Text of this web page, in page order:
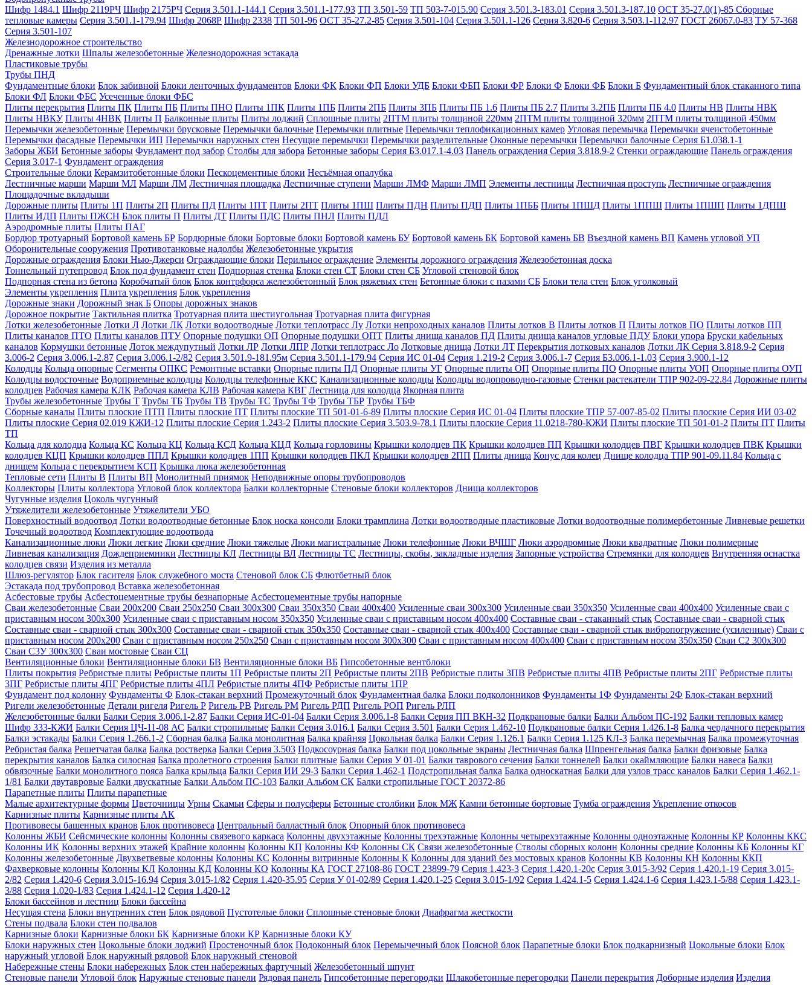
Шифр 1484.1 Шифр 2119РЧ Шифр 2175РЧ Серия 3.501.1-144.1 Серия 3.501.1-177.93 ТП 3.501-59 ТП 503-7-015.90 Серия 3.501.3-183.01 Серия 3.501.3-187.10 ОСТ 35-27.0(1)-85 Сборные
тепловые камеры Серия 3.501.1-179.94 Шифр 2068Р Шифр 2338 ТП 501-96 ОСТ 35-27.2-85 Серия 3.501-104 Серия 3.501.1-126 Серия 3.820-6 Серия 3.503.1-112.97 ГОСТ 26067.0-83 ТУ 57-368
Серия 3.501-107
Железнодорожное строительство
Дренажные лотки Шпалы железобетонные Железнодорожная эстакада
Пластиковые трубы
Трубы ПНД
Фундаментные блоки Блок забивной Блоки ленточных фундаментов Блоки ФК Блоки ФП Блоки УДБ Блоки ФБП Блоки ФР Блоки Ф Блоки ФБ Блоки Б Фундаментный блок стаканного типа
Блоки ФЛ Блоки ФБС Усеченные блоки ФБС
Плиты перекрытия Плиты ПК Плиты ПБ Плиты ПНО Плиты 1ПК Плиты 1ПБ Плиты 2ПБ Плиты 3ПБ Плиты ПБ 1.6 Плиты ПБ 2.7 Плиты 3.2ПБ Плиты ПБ 4.0 Плиты НВ Плиты НВК
Плиты НВКУ Плиты 4НВК Плиты П Балконные плиты Плиты лоджий Сплошные плиты 2ПТМ плиты толщиной 220мм 2ПТМ плиты толщиной 320мм 2ПТМ плиты толщиной 450мм
Перемычки железобетонные Перемычки брусковые Перемычки балочные Перемычки плитные Перемычки теплофикационных камер Угловая перемычка Перемычки ячеистобетонные
Перемычки фасадные Перемычки ИП Перемычки наружных стен Несущие перемычки Перемычки разделительные Оконные перемычки Перемычки балочные Серия Б1.038.1-1
Заборы ЖБИ Бетонные заборы Фундамент под забор Столбы для забора Бетонные заборы Серия Б3.017.1-4.03 Панель ограждения Серия 3.818.9-2 Стенки ограждающие Панель ограждения
Серия 3.017-1 Фундамент ограждения
Строительные блоки Керамзитобетонные блоки Пескоцементные блоки Несъёмная опалубка
Лестничные марши Марши МЛ Марши ЛМ Лестничная площадка Лестничные ступени Марши ЛМФ Марши ЛМП Элементы лестницы Лестничная проступь Лестничные ограждения
Площадочные вкладыши
Дорожные плиты Плиты 1П Плиты 2П Плиты ПД Плиты 1ПТ Плиты 2ПТ Плиты 1ПШ Плиты ПДН Плиты ПДП Плиты 1ПББ Плиты 1ПШД Плиты 1ППШ Плиты 1ПШП Плиты 1ДПШ
Плиты ИДП Плиты ПЖСН Блок плиты П Плиты ДТ Плиты ПДС Плиты ПНЛ Плиты ПДЛ
Аэродромные плиты Плиты ПАГ
Бордюр тротуарный Бортовой камень БР Бордюрные блоки Бортовые блоки Бортовой камень БУ Бортовой камень БК Бортовой камень БВ Въездной камень ВП Камень угловой УП
Оборонительные сооружения Противотанковые надолбы Железобетонные укрытия
Дорожные ограждения Блоки Нью-Джерси Ограждающие блоки Перильное ограждение Элементы дорожного ограждения Железобетонная доска
Тоннельный путепровод Блок под фундамент стен Подпорная стенка Блоки стен СТ Блоки стен СБ Угловой стеновой блок
Подпорная стена из бетона Коробчатый блок Блок контрфорса железобетонный Блок ряжевых стен Бетонные блоки с пазами СБ Блоки тела стен Блок уголковый
Элементы укрепления Плита укрепления Блок укрепления
Дорожные знаки Дорожный знак Б Опоры дорожных знаков
Дорожное покрытие Тактильная плитка Тротуарная плита шестиугольная Тротуарная плита фигурная
Лотки железобетонные Лотки Л Лотки ЛК Лотки водоотводные Лотки теплотрасс Лу Лотки непроходных каналов Плиты лотков В Плиты лотков П Плиты лотков ПО Плиты лотков ПП
Плиты каналов ПТО Плиты каналов ПТУ Опорные подушки ОП Опорные подушки ОПТ Плиты днища каналов ПД Плиты днища каналов угловые ПДУ Блоки упора Бруски кабельных
каналов Кормушки бетонные Лоток междупутный Лотки ЛР Лотки ЛПР Лотки теплотрасс Ло Лотковые днища Лотки ЛТ Перекрытия лотковых каналов Лотки ЛК Серия 3.818.9-2 Серия
3.006-2 Серия 3.006.1-2.87 Серия 3.006.1-2/82 Серия 3.501.9-181.95м Серия 3.501.1-179.94 Серия ИС 01-04 Серия 1.219-2 Серия 3.006.1-7 Серия Б3.006.1-1.03 Серия 3.900.1-12
Колодцы Кольца опорные Сегменты ОПКС Ремонтные вставки Опорные плиты ПД Опорные плиты УГ Опорные плиты ОП Опорные плиты ПО Опорные плиты УОП Опорные плиты ОУП
Колодцы водосточные Водоприемные колодцы Колодцы телефонные ККС Канализационные колодцы Колодцы водопроводно-газовые Стенки растекатели ТПР 902-09-22.84 Дорожные плиты
колодцев Рабочая камера КЛК Рабочая камера КЛВ Рабочая камера КВГ Лестница для колодца Якорная плита
Трубы железобетонные Трубы Т Трубы ТБ Трубы ТВ Трубы ТС Трубы ТФ Трубы ТБР Трубы ТБФ
Сборные каналы Плиты плоские ПТП Плиты плоские ПТ Плиты плоские ТП 501-01-6-89 Плиты плоские Серия ИС 01-04 Плиты плоские ТПР 57-007-85-02 Плиты плоские Серия ИИ 03-02
Плиты плоские Серия 02.019 КЖИ-12 Плиты плоские Серия 1.243-2 Плиты плоские Серия 3.503.9-78.1 Плиты плоские Серия 11.0218-780-КЖИ Плиты плоские ТП 501-01-2 Плиты ПТ Плиты
ТП
Кольца для колодца Кольца КС Кольца КЦ Кольца КСД Кольца КЦД Кольца горловины Крышки колодцев ПК Крышки колодцев ПП Крышки колодцев ПВГ Крышки колодцев ПВК Крышки
колодцев КЦП Крышки колодцев ППЛ Крышки колодцев 1ПП Крышки колодцев ПКЛ Крышки колодцев 2ПП Плиты днища Конус для колец Днище колодца ТПР 901-09.11.84 Кольца с
днищем Кольца с перекрытием КСП Крышка люка железобетонная
Тепловые сети Плиты В Плиты ВП Монолитный приямок Неподвижные опоры трубопроводов
Коллекторы Плиты коллектора Угловой блок коллектора Балки коллекторные Стеновые блоки коллекторов Днища коллекторов
Чугунные изделия Цоколь чугунный
Утяжелители железобетонные Утяжелители УБО
Поверхностный водоотвод Лотки водоотводные бетонные Блок носка консоли Блоки трамплина Лотки водоотводные пластиковые Лотки водоотводные полимербетонные Ливневые решетки
Точечный водоотвод Комплектующие водоотвода
Канализационные люки Люки легкие Люки средние Люки тяжелые Люки магистральные Люки телефонные Люки ВЧШГ Люки аэродромные Люки квадратные Люки полимерные
Ливневая канализация Дождеприемники Лестницы КЛ Лестницы ВЛ Лестницы ТС Лестницы, скобы, закладные изделия Запорные устройства Стремянки для колодцев Внутренняя оснастка
колодцев связи Изделия из металла
Шлюз-регулятор Блок гасителя Блок служебного моста Стеновой блок СБ Флютбетный блок
Эстакада под трубопровод Вставка железобетонная
Асбестовые трубы Асбестоцементные трубы безнапорные Асбестоцементные трубы напорные
Сваи железобетонные Сваи 200х200 Сваи 250х250 Сваи 300х300 Сваи 350х350 Сваи 400х400 Усиленные сваи 300х300 Усиленные сваи 350х350 Усиленные сваи 400х400 Усиленные сваи с
приставным носом 300х300 Усиленные сваи с приставным носом 350х350 Усиленные сваи с приставным носом 400х400 Составные сваи - стаканный стык Составные сваи - сварной стык
Составные сваи - сварной стык 300х300 Составные сваи - сварной стык 350х350 Составные сваи - сварной стык 400х400 Составные сваи - сварной стык вибропогружение (усиленные) Сваи с
приставным носом 200х200 Сваи с приставным носом 250х250 Сваи с приставным носом 300х300 Сваи с приставным носом 400х400 Сваи с приставным носом 350х350 Сваи С2 300х300
Сваи С3У 300х300 Сваи мостовые Сваи СЦ
Вентиляционные блоки Вентиляционные блоки БВ Вентиляционные блоки ВБ Гипсобетонные вентблоки
Плиты покрытия Ребристые плиты Ребристые плиты 1П Ребристые плиты 2П Ребристые плиты 2ПВ Ребристые плиты 3ПВ Ребристые плиты 4ПВ Ребристые плиты 2ПГ Ребристые плиты
3ПГ Ребристые плиты 4ПГ Ребристые плиты 4ПЛ Ребристые плиты 4ПФ Ребристые плиты 1ПР
Фундамент под колонну Фундаменты Ф Блок-стакан верхний Промежуточный блок Фундаментная балка Блоки подколонников Фундаменты 1Ф Фундаменты 2Ф Блок-стакан верхний
Ригели железобетонные Детали ригеля Ригель Р Ригель РВ Ригель РМ Ригель РДП Ригель РОП Ригель РЛП
Железобетонные балки Балки Серия 3.006.1-2.87 Балки Серия ИС-01-04 Балки Серия 3.006.1-8 Балки Серия ПП ВКН-32 Подкрановые балки Балки Альбом ПС-192 Балки тепловых камер
Шифр 333-КЖИ Балки Серия ЦЧ-11-08 АС Балки стропильные Балки Серия 3.016.1 Балки Серия 3.501 Балки Серия 1.462-10 Подкрановые балки Серия 1.426.1-8 Балка чердачного перекрытия
Балки эстакады Балки Серия 1.266.1-2 Сборная балка Балка монолитная Балка крайняя Цокольная балка Балки Серия 1.126.1 Балки Серия 1.125 КЛ-3 Балка перемычная Балка промежуточная
Ребристая балка Решетчатая балка Балка ростверка Балки Серия 3.503 Подкосоурная балка Балки под цокольные экраны Лестничная балка Шпренгельная балка Балки фризовые Балка
перекрытия каналов Балка силосная Балка пролетного строения Балки плитные Балки Серия У 01-01 Балки таврового сечения Балки тоннелей Балки окаймляющие Балки навеса Балки
обвязочные Балки монолитного пояса Балка крыльца Балки Серия ИИ 29-3 Балки Серия 1.462-1 Подстропильная балка Балка односкатная Балки для узлов трасс каналов Балки Серия 1.462.1-
1/81 Балки двутавровые Балки двускатные Балки Альбом ПС-103 Балки Альбом СК Балки стропильные ГОСТ 20372-86
Парапетные плиты Плиты парапетные
Малые архитектурные формы Цветочницы Урны Скамьи Сферы и полусферы Бетонные столбики Блок МЖ Камни бетонные бортовые Тумба ограждения Укрепление откосов
Карнизные плиты Карнизные плиты АК
Противовесы башенных кранов Блок противовеса Центральный балластный блок Опорный блок противовеса
Колонны ЖБИ Сейсмические колонны Колонны связевого каркаса Колонны двухэтажные Колонны трехэтажные Колонны четырехэтажные Колонны одноэтажные Колонны КР Колонны ККС
Колонны ИК Колонны верхних этажей Крайние колонны Колонны КП Колонны КФ Колонны СК Связи железобетонные Стволы сборных колонн Колонны средние Колонны КБ Колонны КГ
Колонны железобетонные Двухветвевые колонны Колонны КС Колонны витринные Колонны К Колонны для зданий без мостовых кранов Колонны КВ Колонны КН Колонны ККП
Фахверковые колонны Колонны КЛ Колонны КД Колонны КО Колонны КА ГОСТ 27108-86 ГОСТ 23899-79 Серия 1.423-3 Серия 1.420.1-20с Серия 3.015-3/92 Серия 1.420.1-19 Серия 3.015-
2/82 Серия 1.420-6 Серия 3.015-16.94 Серия 3.015-1/82 Серия 1.420-35.95 Серия У 01-02/89 Серия 1.420.1-25 Серия 3.015-1/92 Серия 1.424.1-5 Серия 1.424.1-6 Серия 1.423.1-5/88 Серия 1.423.1-
3/88 Серия 1.020-1/83 Серия 1.424.1-12 Серия 1.420-12
Блоки бассейнов и лестниц Блоки бассейна
Несущая стена Блоки внутренних стен Блок рядовой Пустотелые блоки Сплошные стеновые блоки Диафрагма жесткости
Стены подвала Блоки стен подвалов
Карнизные блоки Карнизные блоки БК Карнизные блоки КР Карнизные блоки КУ
Блоки наружных стен Цокольные блоки лоджий Простеночный блок Подоконный блок Перемычечный блок Поясной блок Парапетные блоки Блок подкарнизный Цокольные блоки Блок
наружный угловой Блок наружный рядовой Блок наружный стеновой
Набережные стены Блоки набережных Блок стен набережных фартучный Железобетонный шпунт
Стеновые панели Угловой блок Наружные стеновые панели Рядовая панель Гипсобетонные перегородки Шлакобетонные перегородки Панели перекрытия Доборные изделия Изделия